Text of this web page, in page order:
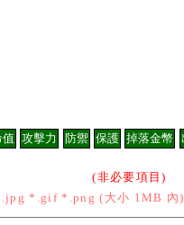
(非必要項目)
*.gif *.png (大小 1MB 內)